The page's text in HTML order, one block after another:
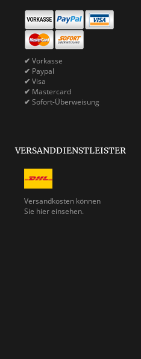
✔ Vorkasse
✔ Paypal
✔ Visa
✔ Mastercard
✔ Sofort-Überweisung
VERSANDDIENSTLEISTER
Versandkosten können
Sie hier einsehen.